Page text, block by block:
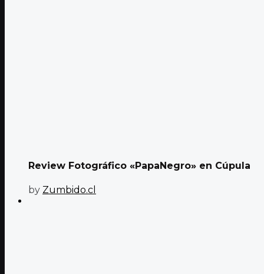
Review Fotográfico «PapaNegro» en Cúpula
by Zumbido.cl